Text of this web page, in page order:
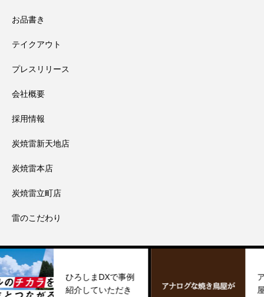
お品書き
テイクアウト
プレスリリース
会社概要
採用情報
炭焼雷新天地店
炭焼雷本店
炭焼雷立町店
雷のこだわり
ひろしまDXで事例
紹介していただき
アナログな
屋がITで⽣